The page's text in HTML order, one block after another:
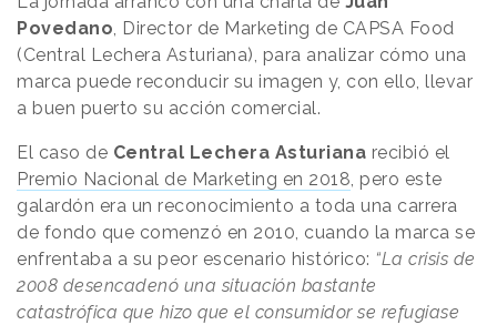
Povedano, Director de Marketing de CAPSA Food
(Central Lechera Asturiana), para analizar cómo una
marca puede reconducir su imagen y, con ello, llevar
a buen puerto su acción comercial.
El caso de Central Lechera Asturiana recibió el
Premio Nacional de Marketing en 2018, pero este
galardón era un reconocimiento a toda una carrera
de fondo que comenzó en 2010, cuando la marca se
enfrentaba a su peor escenario histórico: “La crisis de
2008 desencadenó una situación bastante
catastrófica que hizo que el consumidor se refugiase